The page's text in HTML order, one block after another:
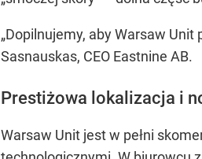
„Dopilnujemy, aby Warsaw
Sasnauskas, CEO Eastnine AB.
Prestiżowa lokalizacja i
Warsaw Unit jest w pełni